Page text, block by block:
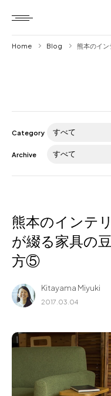
Blog
About us
for Business
Recruit
Home Blog 熊本のイ
Category
Archive
熊本のインテ
が綴る家具の
方⑤
Kitayama Miyuki
2017.03.04